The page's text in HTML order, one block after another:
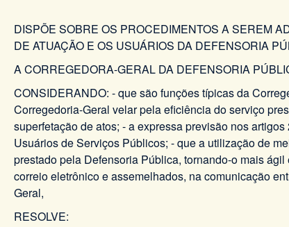
DISPÕE SOBRE OS PROCEDIMENTOS A SEREM
DE ATUAÇÃO E OS USUÁRIOS DA DEFENSORIA
A CORREGEDORA-GERAL DA DEFENSORIA
CONSIDERANDO: - que são funções típicas da
Corregedoria-Geral velar pela eficiência do serviço
superfetação de atos; - a expressa previsão nos
Usuários de Serviços Públicos; - que a utilização de
prestado pela Defensoria Pública, tornando-o mais
correio eletrônico e assemelhados, na comunicação
Geral,
RESOLVE: